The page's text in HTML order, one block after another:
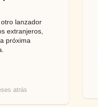
lanzador
extranjeros,
próxima
atrás